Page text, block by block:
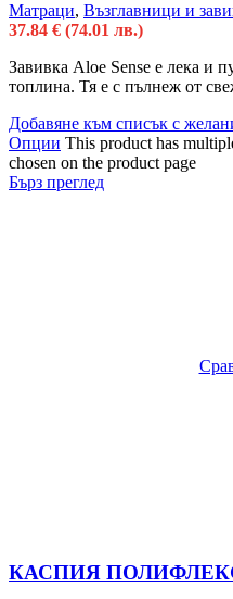
Матраци, Възглавници и
37.84 € (74.01 лв.)
Завивка Aloe Sense е лека и
топлина. Тя е с пълнеж от
Добавяне към списък с
Опции This product has
chosen on the product page
Бърз преглед
КАСПИЯ